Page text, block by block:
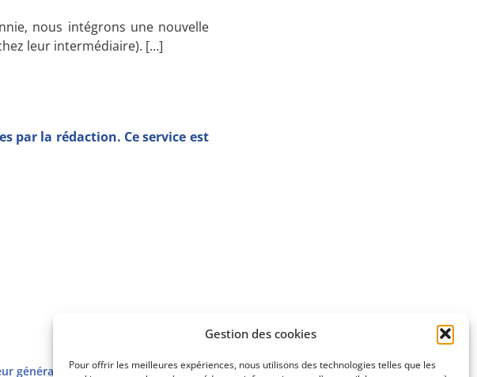
Gestion des cookies
Pour offrir les meilleures expériences, nous utilisons des technologies telles que les
nous intégrons une nouvelle
leur intermédiaire). […]
par la rédaction. Ce service est
général de Valeo sur Ecorama